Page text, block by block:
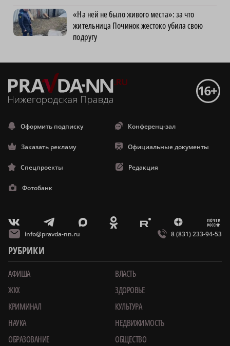
«На ней не было живого места»: за что
жительница Починок жестоко убила свою
подругу
Оформить подписку Конференц-зал
Заказать рекламу Официальные документы
Спецпроекты Редакция
Фотобанк
V T X O E Z m
info@pravda-nn.ru 8 (831) 233-94-53
РУБРИКИ
АФИША
ВЛАСТЬ
ЖКХ
ЗДОРОВЬЕ
КРИМИНАЛ
КУЛЬТУРА
НАУКА
НЕДВИЖИМОСТЬ
ОБРАЗОВАНИЕ
ОБЩЕСТВО